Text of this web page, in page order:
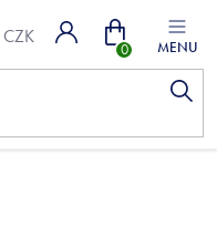
CZK Nákupní